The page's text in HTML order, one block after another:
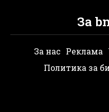
За
За нас Реклама
Политика за